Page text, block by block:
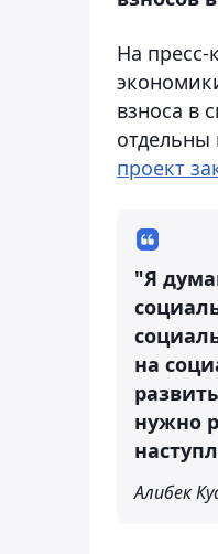
На
взноса в
отдельны
проект
"Я
на
нужно
Алибек